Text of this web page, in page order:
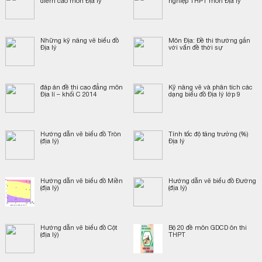
Những kỹ năng vẽ biểu đồ
Địa lý
Môn Địa: Đề thi thường gắn
với vấn đề thời sự
đáp án đề thi cao đẳng môn
Địa lí – khối C 2014
Kỹ năng vẽ và phân tích các
dạng biểu đồ Địa lý lớp 9
Hướng dẫn vẽ biểu đồ Tròn
(địa lý)
Tính tốc độ tăng trưởng (%)
Địa lý
Hướng dẫn vẽ biểu đồ Miền
(địa lý)
Hướng dẫn vẽ biểu đồ Đường
(địa lý)
Hướng dẫn vẽ biểu đồ Cột
(địa lý)
Bộ 20 đề môn GDCD ôn thi
THPT